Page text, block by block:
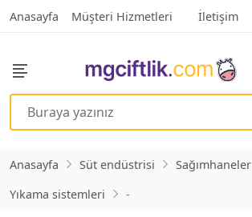
Anasayfa Müşteri Hizmetleri İletişim
Anasayfa Süt endüstrisi
Sağımhaneler
Yıkama sistemleri
-